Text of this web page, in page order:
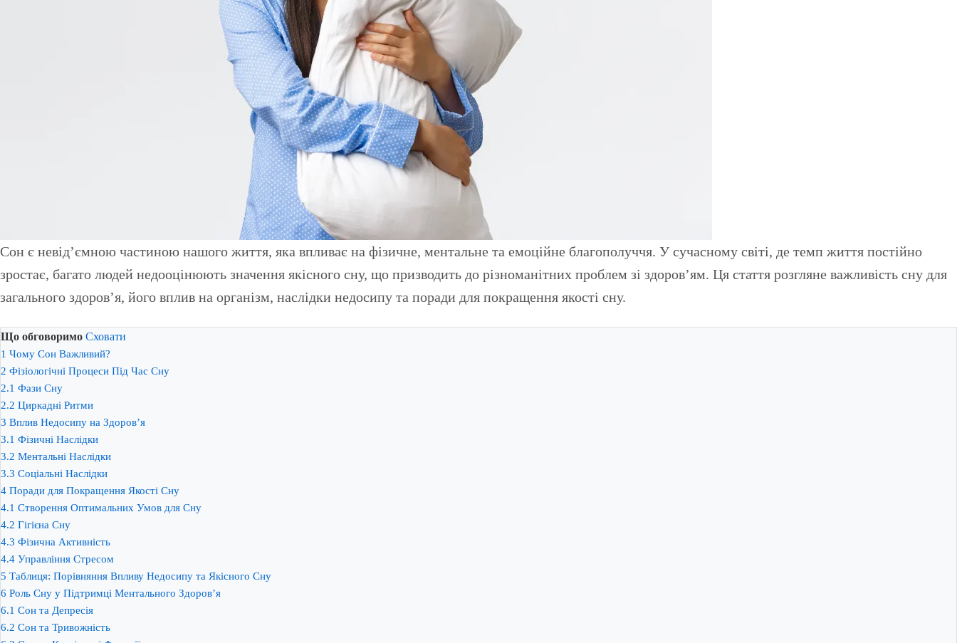
Сон є невід’ємною частиною нашого життя, яка впливає на фізичне, ментальне та емоційне благополуччя. У сучасному світі, де темп життя постійно
зростає, багато людей недооцінюють значення якісного сну, що призводить до різноманітних проблем зі здоров’ям. Ця стаття розгляне важливість сну для
загального здоров’я, його вплив на організм, наслідки недосипу та поради для покращення якості сну.
Що обговоримо Сховати
1 Чому Сон Важливий?
2 Фізіологічні Процеси Під Час Сну
2.1 Фази Сну
2.2 Циркадні Ритми
3 Вплив Недосипу на Здоров’я
3.1 Фізичні Наслідки
3.2 Ментальні Наслідки
3.3 Соціальні Наслідки
4 Поради для Покращення Якості Сну
4.1 Створення Оптимальних Умов для Сну
4.2 Гігієна Сну
4.3 Фізична Активність
4.4 Управління Стресом
5 Таблиця: Порівняння Впливу Недосипу та Якісного Сну
6 Роль Сну у Підтримці Ментального Здоров’я
6.1 Сон та Депресія
6.2 Сон та Тривожність